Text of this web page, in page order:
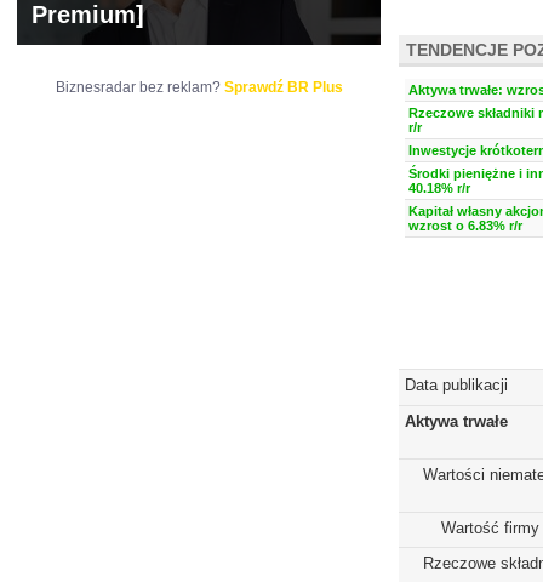
TENDENCJE
Aktywa trwałe:
Rzeczowe składniki
r/r
Inwestycje
Środki pieniężne i
40.18% r/r
Kapitał własny
wzrost o 6.83% r/r
Data publikacji
Aktywa trwałe
Wartości
Wartość firmy
Rzeczowe
Premium]
Biznesradar bez reklam? Sprawdź BR Plus